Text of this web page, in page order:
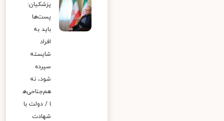
پزشکیان:
پست‌ها
باید به
افراد
شایسته
سپرده
شود، نه
هم‌جناحی‌ه
ا / دولت با
شهادت